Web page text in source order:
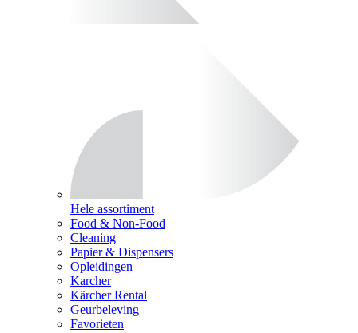
Hele assortiment
Food & Non-Food
Cleaning
Papier & Dispensers
Opleidingen
Karcher
Kärcher Rental
Geurbeleving
Favorieten